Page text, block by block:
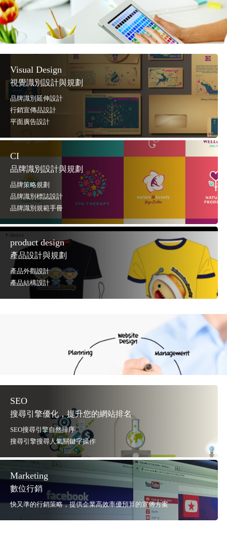
Visual Design
視覺識別設計與規劃
品牌識別延伸設計
行銷宣傳品設計
平面廣告設計
CI
品牌識別設計與規劃
品牌策略規劃
品牌識別標誌設計
品牌識別規範手冊
product design
產品設計與規劃
產品外觀設計
產品結構設計
SEO
搜尋引擎優化，提升您的網站排名
SEO搜尋引擎自然排序
搜尋引擎搜尋人氣關鍵字操作
Marketing
數位行銷
快又準的行銷策略，提供企業高效率優預算的宣傳方案